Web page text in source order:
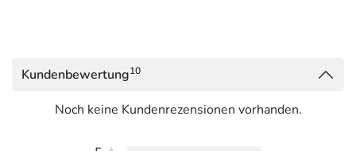
Kundenbewertung10
Noch keine Kundenrezensionen vorhanden.